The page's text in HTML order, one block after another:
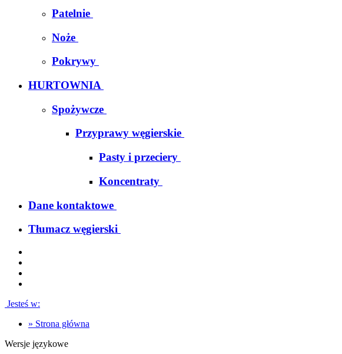
Patelnie
Noże
Pokrywy
HURTOWNIA
Spożywcze
Przyprawy węgierskie
Pasty i przeciery
Koncentraty
Dane kontaktowe
Tłumacz węgierski
Jesteś w:
» Strona główna
Wersje językowe